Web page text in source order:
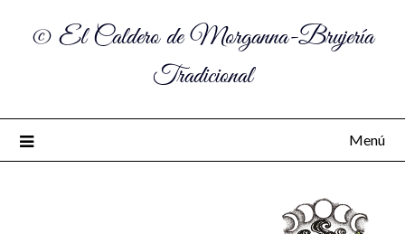
© El Caldero de Morganna-Brujería
Tradicional
Menú